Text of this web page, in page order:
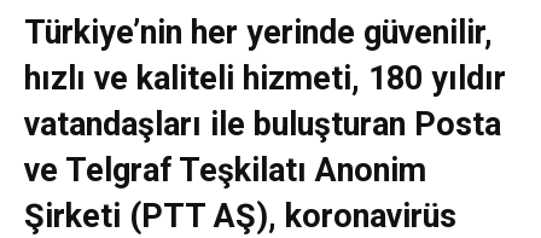
Türkiye’nin her yerinde güvenilir,
hızlı ve kaliteli hizmeti, 180 yıldır
vatandaşları ile buluşturan Posta
ve Telgraf Teşkilatı Anonim
Şirketi (PTT AŞ), koronavirüs